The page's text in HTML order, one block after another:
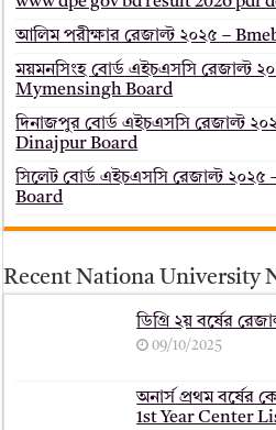
আলিম পরীক্ষার রেজাল্ট ২০২৫ –
ময়মনসিংহ বোর্ড এইচএসসি রেজাল্ট
Mymensingh Board
দিনাজপুর বোর্ড এইচএসসি রেজাল্ট
Dinajpur Board
সিলেট বোর্ড এইচএসসি রেজাল্ট
Board
Recent Nationa University
ডিগ্রি ২য় বর্ষের
09/10/2025
অনার্স প্রথম বর্ষের
1st Year Center